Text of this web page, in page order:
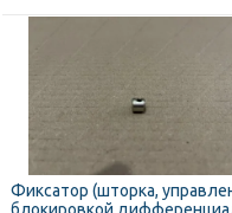
Фиксатор (шторка,